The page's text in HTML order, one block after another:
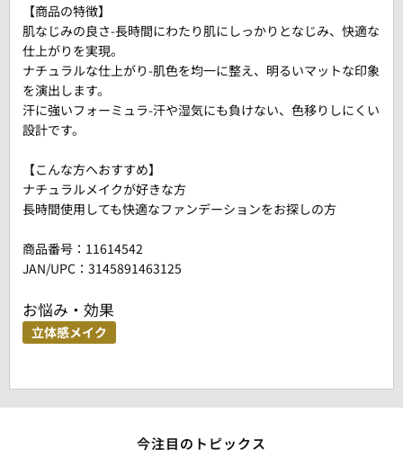
【商品の特徴】
肌なじみの良さ-長時間にわたり肌にしっかりとなじみ、快適な
仕上がりを実現。
ナチュラルな仕上がり-肌色を均一に整え、明るいマットな印象
を演出します。
汗に強いフォーミュラ-汗や湿気にも負けない、色移りしにくい
設計です。
【こんな方へおすすめ】
ナチュラルメイクが好きな方
長時間使用しても快適なファンデーションをお探しの方
商品番号： 11614542
JAN/UPC：3145891463125
お悩み・効果
立体感メイク
今注目のトピックス